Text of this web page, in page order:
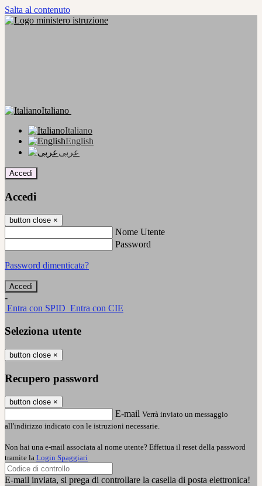
Salta al contenuto
Italiano
Italiano
English
عربى
Accedi
Accedi
button close ×
Nome Utente
Password
Password dimenticata?
-
Entra con SPID Entra con CIE
Seleziona utente
button close ×
Recupero password
button close ×
E-mail Verrà inviato un messaggio
all'indirizzo indicato con le istruzioni necessarie.
Non hai una e-mail associata al nome utente? Effettua il reset della password
tramite la Login Spaggiari
E-mail inviata, si prega di controllare la casella di posta elettronica!